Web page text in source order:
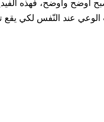
أوضح وأوضح، فهذه
الوعي عند النّفس لكي يقع